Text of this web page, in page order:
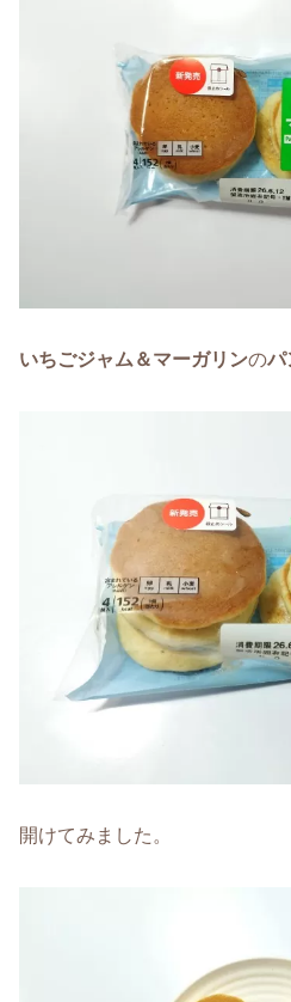
いちごジャム＆マーガリンのパ
開けてみました。